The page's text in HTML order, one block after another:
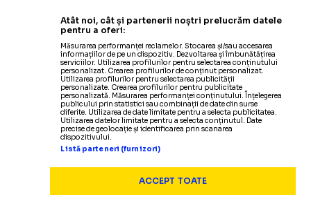
Atât noi, cât și partenerii noștri prelucrăm datele
pentru a oferi:
Măsurarea performanței reclamelor. Stocarea și/sau accesarea
informațiilor de pe un dispozitiv. Dezvoltarea și îmbunătățirea
serviciilor. Utilizarea profilurilor pentru selectarea conținutului
personalizat. Crearea profilurilor de conținut personalizat.
Utilizarea profilurilor pentru selectarea publicității
personalizate. Crearea profilurilor pentru publicitate
personalizată. Măsurarea performanței conținutului. Înțelegerea
publicului prin statistici sau combinații de date din surse
diferite. Utilizarea de date limitate pentru a selecta publicitatea.
Utilizarea datelor limitate pentru a selecta conținutul. Date
precise de geolocație și identificarea prin scanarea
dispozitivului.
Listă parteneri (furnizori)
ACCEPT TOATE